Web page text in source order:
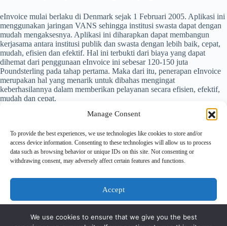
Manage Consent
To provide the best experiences, we use technologies like cookies to store and/or
access device information. Consenting to these technologies will allow us to process
data such as browsing behavior or unique IDs on this site. Not consenting or
withdrawing consent, may adversely affect certain features and functions.
Accept
eInvoice mulai berlaku di Denmark sejak 1 Februari 2005. Aplikasi ini
menggunakan jaringan VANS sehingga institusi swasta dapat dengan
mudah mengaksesnya. Aplikasi ini diharapkan dapat membangun
kerjasama antara institusi publik dan swasta dengan lebih baik, cepat,
mudah, efisien dan efektif. Hal ini terbukti dari biaya yang dapat
dihemat dari penggunaan eInvoice ini sebesar 120-150 juta
Poundsterling pada tahap pertama. Maka dari itu, penerapan eInvoice
merupakan hal yang menarik untuk dibahas mengingat
keberhasilannya dalam memberikan pelayanan secara efisien, efektif,
mudah dan cepat.
http:/epractice.eu diunduh pada hari Rabu, 8 Desember 2010 pukul
10.00
We use cookies to ensure that we give you the best